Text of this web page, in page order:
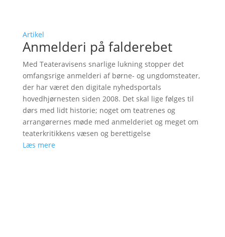
Artikel
Anmelderi på falderebet
Med Teateravisens snarlige lukning stopper det
omfangsrige anmelderi af børne- og ungdomsteater,
der har været den digitale nyhedsportals
hovedhjørnesten siden 2008. Det skal lige følges til
dørs med lidt historie; noget om teatrenes og
arrangørernes møde med anmelderiet og meget om
teaterkritikkens væsen og berettigelse
Læs mere